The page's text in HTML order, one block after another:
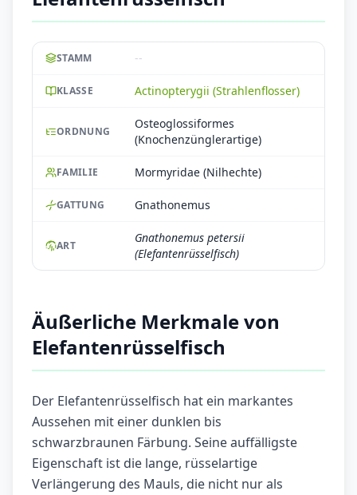
STAMM --
KLASSE Actinopterygii (Strahlenflosser)
ORDNUNG
Osteoglossiformes
(Knochenzünglerartige)
FAMILIE Mormyridae (Nilhechte)
GATTUNG Gnathonemus
ART
Gnathonemus petersii
(Elefantenrüsselfisch)
Äußerliche Merkmale von
Elefantenrüsselfisch
Der Elefantenrüsselfisch hat ein markantes
Aussehen mit einer dunklen bis
schwarzbraunen Färbung. Seine auffälligste
Eigenschaft ist die lange, rüsselartige
Verlängerung des Mauls, die nicht nur als